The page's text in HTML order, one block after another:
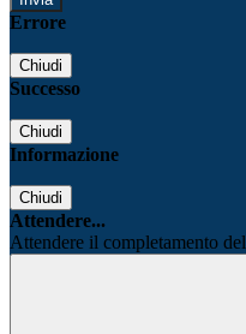
Errore
Chiudi
Successo
Chiudi
Informazione
Chiudi
Attendere...
Attendere il completamento